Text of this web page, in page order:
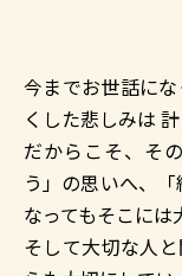
今までお世話に
くした悲しみは
だからこそ、そ
う」の思いへ、
なってもそこには
そして大切な人